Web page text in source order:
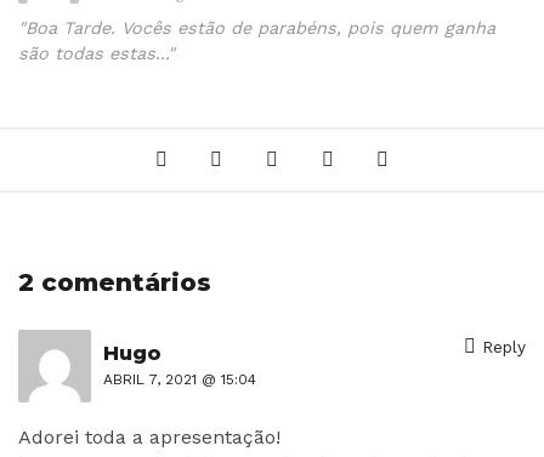
"Boa Tarde. Vocês estão de parabéns, pois quem ganha
são todas estas..."
2 comentários
Hugo
ABRIL 7, 2021 @ 15:04
Reply
Adorei toda a apresentação!